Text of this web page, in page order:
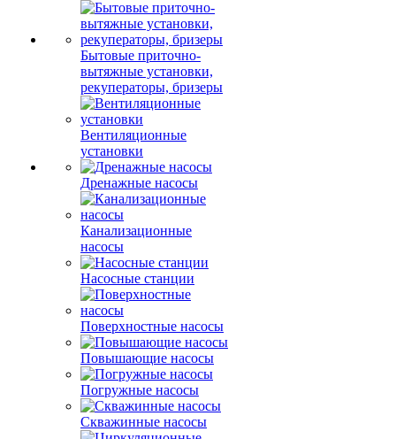
Бытовые приточно-
вытяжные установки,
рекуператоры, бризеры
Вентиляционные
установки
Дренажные насосы
Канализационные
насосы
Насосные станции
Поверхностные насосы
Повышающие насосы
Погружные насосы
Скважинные насосы